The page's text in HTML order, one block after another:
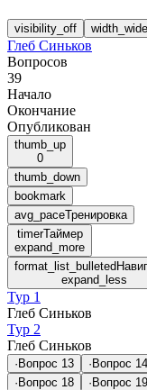
visibility_off width_wide
Глеб Синьков
Вопросов
39
Начало
Окончание
Опубликован
thumb_up
0
thumb_down
bookmark
avg_paceТренировка
timerТаймер
expand_more
format_list_bulleted
expand_less
Тур 1
Глеб Синьков
Тур 2
Глеб Синьков
· Вопрос 13 · Вопрос 14
· Вопрос 18 · Вопрос 19